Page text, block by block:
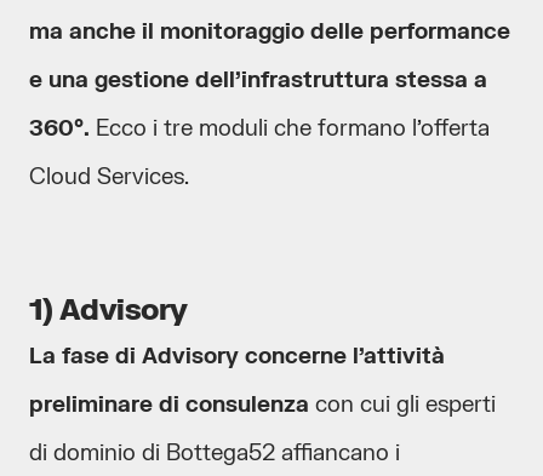
ma anche il monitoraggio delle performance
e una gestione dell’infrastruttura stessa a
360°. Ecco i tre moduli che formano l’offerta
Cloud Services.
1) Advisory
La fase di Advisory concerne l’attività
preliminare di consulenza con cui gli esperti
di dominio di Bottega52 affiancano i